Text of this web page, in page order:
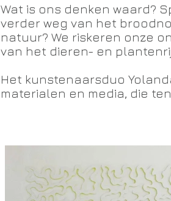
Wat is ons denken waard?
verder weg van het
natuur? We riskeren onze
van het dieren- en
Het kunstenaarsduo
materialen en media, die